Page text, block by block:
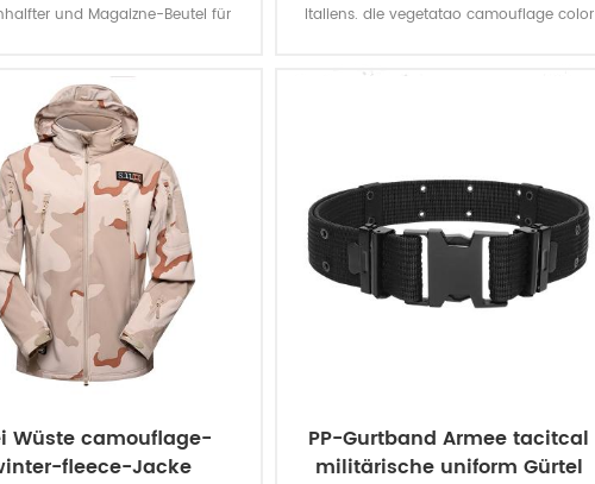
und Magaizne-Beutel für
mit PVC-Beschichtung macht die
langlebig und wasserdicht.
Italiens. die vegetatao camouflage color
Wüste camouflage-
fleece-Jacke
PP-Gurtband Armee tacitcal
militärische uniform Gürtel